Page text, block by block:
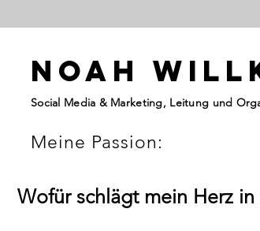
Noah
Social Media & Marketing, Leitung und
Meine Passion:
Wofür schlägt mein Herz